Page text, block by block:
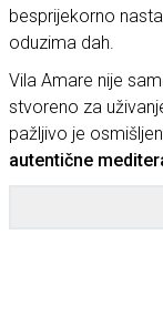
besprijekorno
oduzima dah.
Vila Amare nije
stvoreno za
pažljivo je
autentične